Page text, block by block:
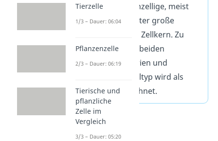
Prokarya sind einzellige, meist
wenige Mikrometer große
Lebewesen ohne Zellkern. Zu
ihnen zählen die beiden
Domänen Bakterien und
Archaeen. Ihr Zelltyp wird als
Protocyte bezeichnet.
Tierzelle
1/3 – Dauer: 06:04
Pflanzenzelle
2/3 – Dauer: 06:19
Tierische und
pflanzliche
Zelle im
Vergleich
3/3 – Dauer: 05:20